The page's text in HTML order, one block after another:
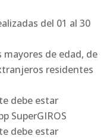
del 01 al 30
de edad, de
residentes
debe estar
SuperGIROS
debe estar